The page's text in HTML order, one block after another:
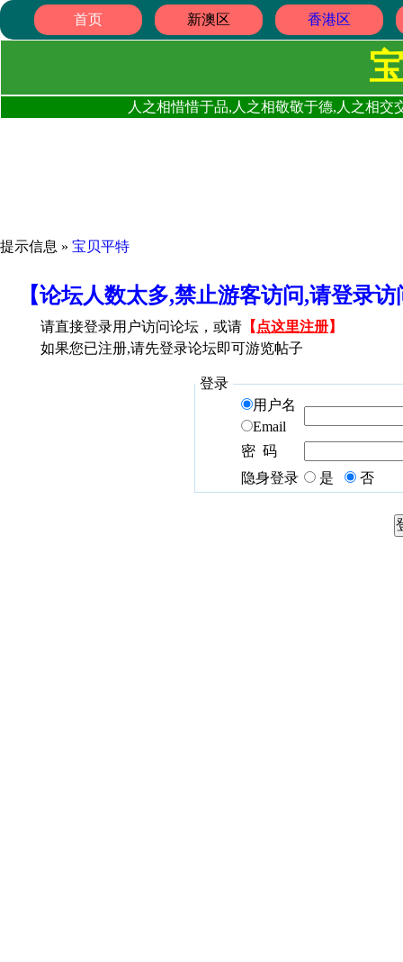
首页 新澳区 香港区
人之相惜惜于品,人之相敬敬于德,人之相
提示信息 » 宝贝平特
【论坛人数太多,禁止游客访问,请登录
请直接登录用户访问论坛，或请 【 点这里注册】
如果您已注册,请先登录论坛即可游览帖子
登录
用户名
Email
密 码
隐身登录
是 否